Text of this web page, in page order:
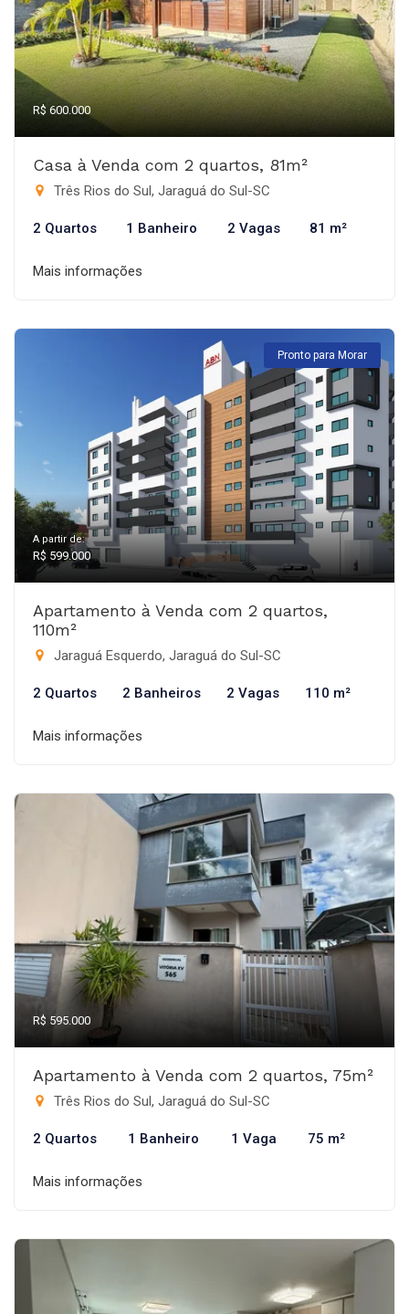
R$ 600.000
Casa à Venda com 2 quartos, 81m²
Três Rios do Sul, Jaraguá do Sul-SC
2 Quartos 1 Banheiro 2 Vagas 81 m²
Mais informações
Pronto para Morar
A partir de:
R$ 599.000
Apartamento à Venda com 2 quartos,
110m²
Jaraguá Esquerdo, Jaraguá do Sul-SC
2 Quartos 2 Banheiros 2 Vagas 110 m²
Mais informações
R$ 595.000
Apartamento à Venda com 2 quartos, 75m²
Três Rios do Sul, Jaraguá do Sul-SC
2 Quartos 1 Banheiro 1 Vaga 75 m²
Mais informações